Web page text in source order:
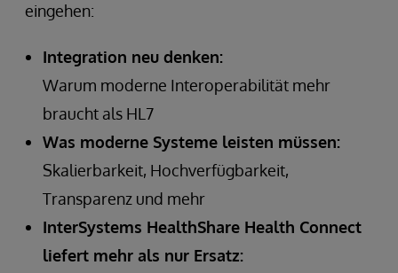
eingehen:
Integration neu denken:
Warum moderne Interoperabilität mehr
braucht als HL7
Was moderne Systeme leisten müssen:
Skalierbarkeit, Hochverfügbarkeit,
Transparenz und mehr
InterSystems HealthShare Health Connect
liefert mehr als nur Ersatz: